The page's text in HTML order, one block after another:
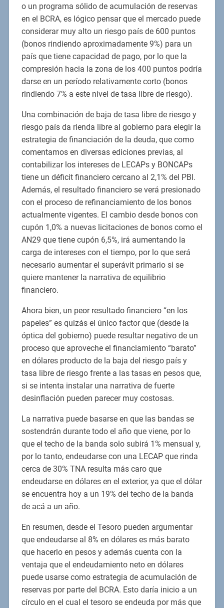
o un programa sólido de acumulación de reservas
en el BCRA, es lógico pensar que el mercado puede
considerar muy alto un riesgo país de 600 puntos
(bonos rindiendo aproximadamente 9%) para un
país que tiene capacidad de pago, por lo que la
compresión hacia la zona de los 400 puntos podría
darse en un período relativamente corto (bonos
rindiendo 7% a este nivel de tasa libre de riesgo).
Una combinación de baja de tasa libre de riesgo y
riesgo país da rienda libre al gobierno para elegir la
estrategia de financiación de la deuda, que como
comentamos en diversas ediciones previas, al
contabilizar los intereses de LECAPs y BONCAPs
tiene un déficit financiero cercano al 2,1% del PBI.
Además, el resultado financiero se verá presionado
con el proceso de refinanciamiento de los bonos
actualmente vigentes. El cambio desde bonos con
cupón 1,0% a nuevas licitaciones de bonos como el
AN29 que tiene cupón 6,5%, irá aumentando la
carga de intereses con el tiempo, por lo que será
necesario aumentar el superávit primario si se
quiere mantener la narrativa de equilibrio
financiero.
Ahora bien, un peor resultado financiero “en los
papeles” es quizás el único factor que (desde la
óptica del gobierno) puede resultar negativo de un
proceso que aproveche el financiamiento “barato”
en dólares producto de la baja del riesgo país y
tasa libre de riesgo frente a las tasas en pesos que,
si se intenta instalar una narrativa de fuerte
desinflación pueden parecer muy costosas.
La narrativa puede basarse en que las bandas se
sostendrán durante todo el año que viene, por lo
que el techo de la banda solo subirá 1% mensual y,
por lo tanto, endeudarse con una LECAP que rinda
cerca de 30% TNA resulta más caro que
endeudarse en dólares en el exterior, ya que el dólar
se encuentra hoy a un 19% del techo de la banda
de acá a un año.
En resumen, desde el Tesoro pueden argumentar
que endeudarse al 8% en dólares es más barato
que hacerlo en pesos y además cuenta con la
ventaja que el endeudamiento neto en dólares
puede usarse como estrategia de acumulación de
reservas por parte del BCRA. Esto daría inicio a un
círculo en el cual el tesoro se endeuda por más que